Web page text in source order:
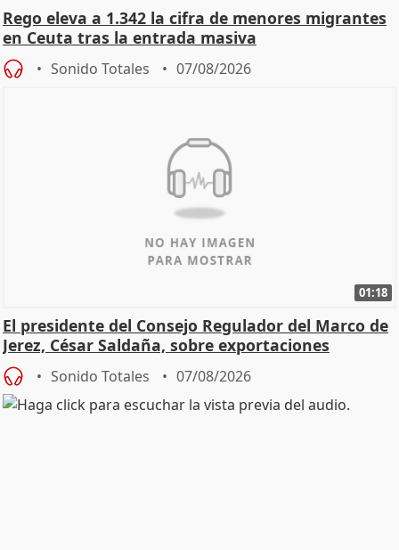
Rego eleva a 1.342 la cifra de menores migrantes
en Ceuta tras la entrada masiva
Sonido Totales 07/08/2026
01:18
El presidente del Consejo Regulador del Marco de
Jerez, César Saldaña, sobre exportaciones
Sonido Totales 07/08/2026